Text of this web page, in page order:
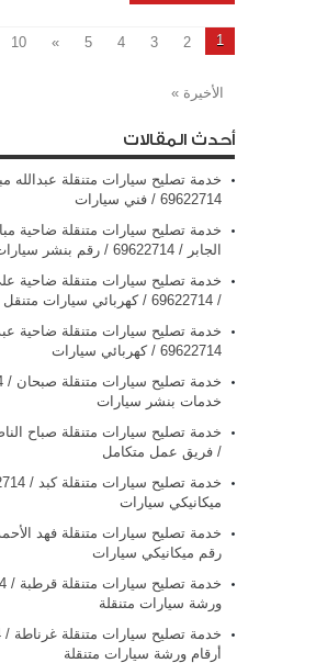
1
2
3
4
5
»
10
الأخيرة »
أحدث المقالات
خدمة تصليح سيارات متنقلة عبدالله
69622714‬ / فني سيارات
خدمة تصليح سيارات متنقلة ضاحية
الجابر / 69622714‬ / رقم بنشر سيارات
خدمة تصليح سيارات متنقلة ضاحية
/ 69622714‬ / كهربائي سيارات متنقل
خدمة تصليح سيارات متنقلة ضاحية
69622714‬ / كهربائي سيارات
خدمات بنشر سيارات
/ فريق عمل متكامل
ميكانيكي سيارات
رقم ميكانيكي سيارات
ورشة سيارات متنقلة
أرقام ورشة سيارات متنقلة